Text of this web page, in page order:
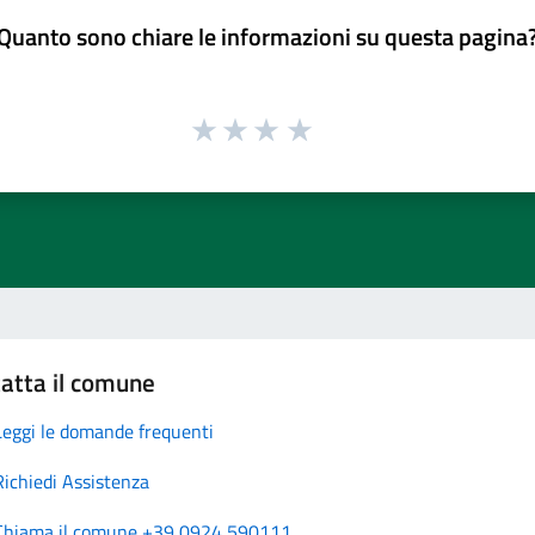
sono chiare le informazioni su questa
il comune
le domande frequenti
Assistenza